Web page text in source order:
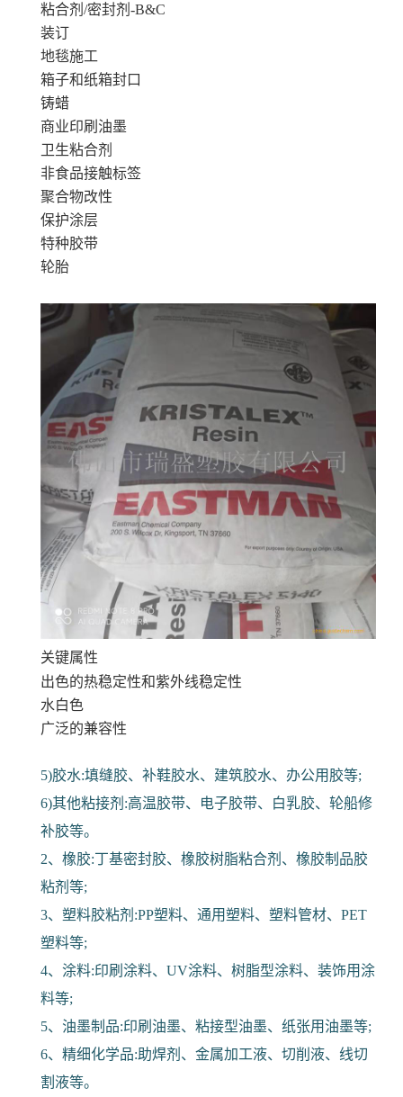
粘合剂/密封剂-B&C
装订
地毯施工
箱子和纸箱封口
铸蜡
商业印刷油墨
卫生粘合剂
非食品接触标签
聚合物改性
保护涂层
特种胶带
轮胎
关键属性
出色的热稳定性和紫外线稳定性
水白色
广泛的兼容性
5)胶水:填缝胶、补鞋胶水、建筑胶水、办公用胶等;
6)其他粘接剂:高温胶带、电子胶带、白乳胶、轮船修
补胶等。
2、橡胶:丁基密封胶、橡胶树脂粘合剂、橡胶制品胶
粘剂等;
3、塑料胶粘剂:PP塑料、通用塑料、塑料管材、PET
塑料等;
4、涂料:印刷涂料、UV涂料、树脂型涂料、装饰用涂
料等;
5、油墨制品:印刷油墨、粘接型油墨、纸张用油墨等;
6、精细化学品:助焊剂、金属加工液、切削液、线切
割液等。